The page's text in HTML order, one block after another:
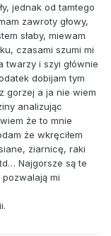
jednak od tamtego
zawroty głowy,
słaby, miewam
czasami szumi mi
i szyi głównie
dobijam tym
gorzej a ja nie wiem
analizując
że to mnie
że wkręciłem
ziarnicę, raki
Najgorsze są te
mi